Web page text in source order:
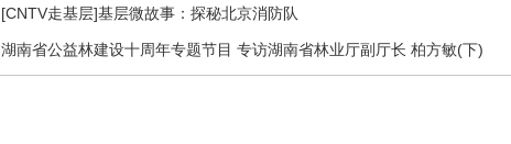
[CNTV走基层]基层微故事：探秘北京消防队
湖南省公益林建设十周年专题节目 专访湖南省林业厅副厅长 柏方敏(下)